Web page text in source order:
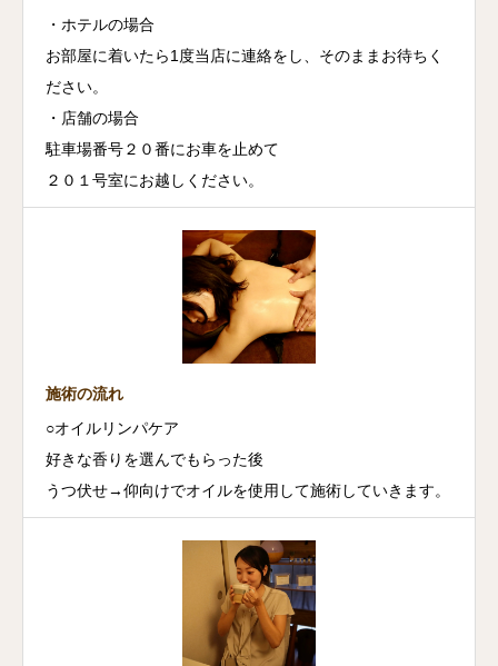
・ホテルの場合
お部屋に着いたら1度当店に連絡をし、そのままお待ちく
ださい。
・店舗の場合
駐車場番号２０番にお車を止めて
２０１号室にお越しください。
施術の流れ
○オイルリンパケア
好きな香りを選んでもらった後
うつ伏せ→仰向けでオイルを使用して施術していきます。